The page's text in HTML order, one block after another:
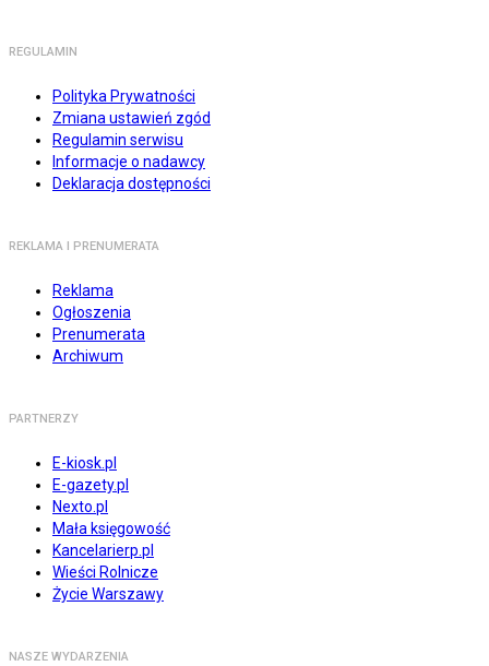
REGULAMIN
Polityka Prywatności
Zmiana ustawień zgód
Regulamin serwisu
Informacje o nadawcy
Deklaracja dostępności
REKLAMA I PRENUMERATA
Reklama
Ogłoszenia
Prenumerata
Archiwum
PARTNERZY
E-kiosk.pl
E-gazety.pl
Nexto.pl
Mała księgowość
Kancelarierp.pl
Wieści Rolnicze
Życie Warszawy
NASZE WYDARZENIA